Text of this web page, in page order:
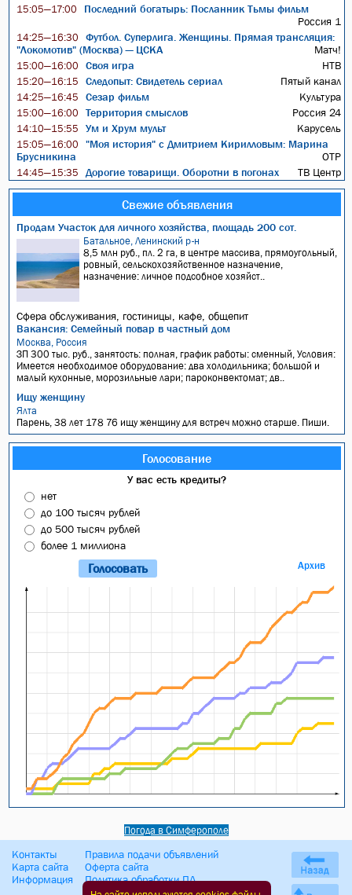
15:05—17:00
Последний богатырь: Посланник Тьмы фильм
Россия 1
14:25—16:30
Футбол. Суперлига. Женщины. Прямая трансляция:
"Локомотив" (Москва) — ЦСКА
Матч!
15:00—16:00 Своя игра НТВ
15:20—16:15 Следопыт: Свидетель сериал Пятый канал
14:25—16:45 Сезар фильм Культура
15:00—16:00 Территория смыслов Россия 24
14:10—15:55 Ум и Хрум мульт Карусель
15:05—16:00
"Моя история" с Дмитрием Кирилловым: Марина
Брусникина
ОТР
14:45—15:35 Дорогие товарищи. Оборотни в погонах ТВ Центр
Свежие объявления
Продам Участок для личного хозяйства, площадь 200 сот.
Батальное, Ленинский р-н
8,5 млн руб., пл. 2 га, в центре массива, прямоугольный,
ровный, сельскохозяйственное назначение,
назначение: личное подсобное хозяйст..
Сфера обслуживания, гостиницы, кафе, общепит
Вакансия: Семейный повар в частный дом
Москва, Россия
ЗП 300 тыс. руб., занятость: полная, график работы: сменный, Условия:
Имеется необходимое оборудование: два холодильника; большой и
малый кухонные, морозильные лари; пароконвектомат; дв..
Ищу женщину
Ялта
Парень, 38 лет 178 76 ищу женщину для встреч можно старше. Пиши.
Голосование
У вас есть кредиты?
нет
до 100 тысяч рублей
до 500 тысяч рублей
более 1 миллиона
Архив
Погода в Симферополе
Контакты
Карта сайта
Информация
Правила подачи объявлений
Оферта сайта
Политика обработки ПД